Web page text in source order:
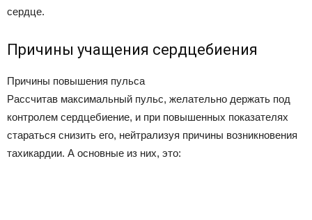
сердце.
Причины учащения сердцебиения
Причины повышения пульса
Рассчитав максимальный пульс, желательно держать под
контролем сердцебиение, и при повышенных показателях
стараться снизить его, нейтрализуя причины возникновения
тахикардии. А основные из них, это: